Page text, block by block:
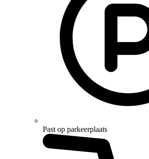
Past op parkeerplaats